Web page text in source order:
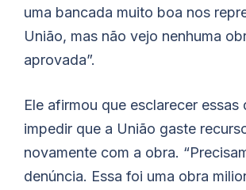
uma bancada muito boa nos
União, mas não vejo nenhuma
aprovada”.
Ele afirmou que esclarecer essas
impedir que a União gaste
novamente com a obra.
denúncia. Essa foi uma obra